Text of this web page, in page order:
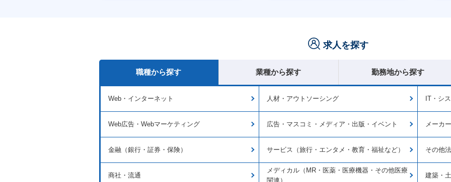
求人を探す
職種から探す 業種から探す 勤務地から探す
Web・インターネット 人材・アウトソーシング IT・シ
Web広告・Webマーケティング 広告・マスコミ・メディア・出版・イベント メーカー
金融（銀行・証券・保険） サービス（旅行・エンタメ・教育・福祉など） その他
商社・流通
メディカル（MR・医薬・医療機器・その他医療
関連）
建築・